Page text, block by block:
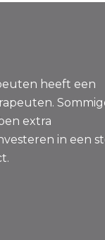
heeft een
extra
in een